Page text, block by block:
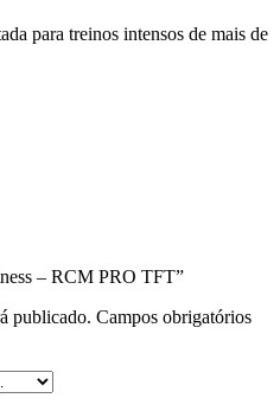
para treinos intensos de mais de
– RCM PRO TFT”
publicado. Campos obrigatórios